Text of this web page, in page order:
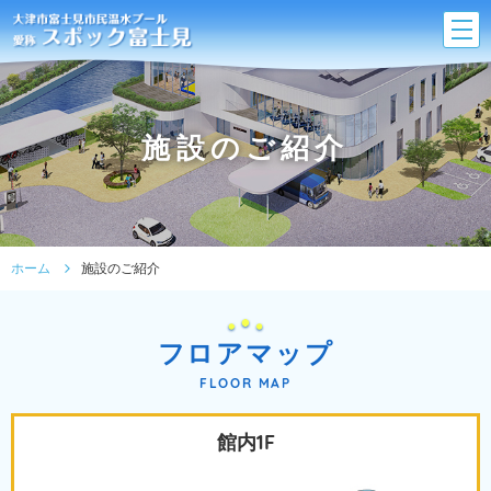
施設のご紹介
ホーム 施設のご紹介
フロアマップ
FLOOR MAP
館内1F